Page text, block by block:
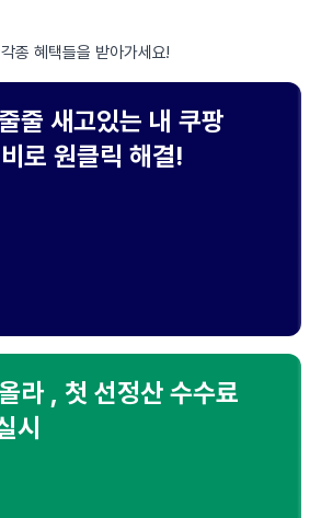
종 혜택들을 받아가세요!
줄 새고있는 내 쿠팡
로 원클릭 해결!
라 , 첫 선정산 수수료
시